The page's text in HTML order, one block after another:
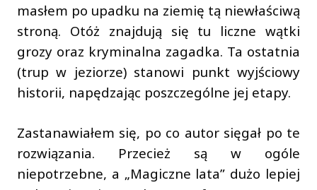
masłem po upadku na ziemię tą niewłaściwą
stroną. Otóż znajdują się tu liczne wątki
grozy oraz kryminalna zagadka. Ta ostatnia
(trup w jeziorze) stanowi punkt wyjściowy
historii, napędzając poszczególne jej etapy.
Zastanawiałem się, po co autor sięgał po te
rozwiązania. Przecież są w ogóle
niepotrzebne, a „Magiczne lata” dużo lepiej